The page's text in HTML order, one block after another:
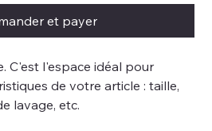
et payer
C'est l'espace idéal pour
de votre article : taille,
lavage, etc.